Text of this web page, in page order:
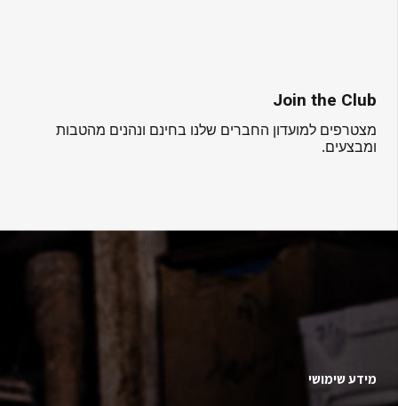
Join the Club
מצטרפים למועדון החברים שלנו בחינם ונהנים מהטבות
ומבצעים.
מידע שימושי